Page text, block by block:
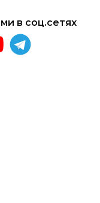
в соц.сетях